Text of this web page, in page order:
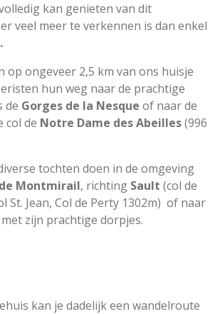
kan genieten van dit
veel meer te verkennen is dan enkel
op ongeveer 2,5 km van ons huisje
hun weg naar de prachtige
de Gorges de la Nesque of naar de
col de Notre Dame des Abeilles(996
tochten doen in de omgeving
Montmirail, richting Sault (col de
St. Jean, Col de Perty 1302m) of naar
zijn prachtige dorpjes.
kan je dadelijk een wandelroute